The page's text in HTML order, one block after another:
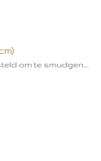
om te smudgen.…